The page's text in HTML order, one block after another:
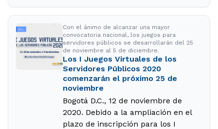
Con el ánimo de alcanzar una mayor
convocatoria nacional, los juegos para
servidores públicos se desarrollarán del 25
de noviembre al 5 de diciembre.
Los I Juegos Virtuales de los
Servidores Públicos 2020
comenzarán el próximo 25 de
noviembre
Bogotá D.C., 12 de noviembre de
2020. Debido a la ampliación en el
plazo de inscripción para los I